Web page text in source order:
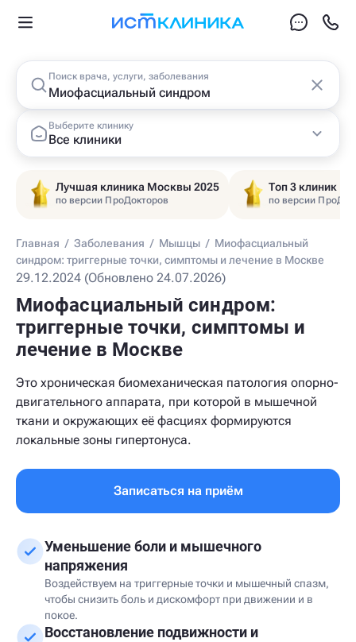
Поиск врача, услуги, заболевания
Выберите клинику
Все клиники
Лучшая клиника Москвы 2025
по версии ПроДокторов
Топ 3 клиник
по версии
Главная / Заболевания / Мышцы / Миофасциальный
синдром: триггерные точки, симптомы и лечение в Москве
29.12.2024 (Обновлено 24.07.2026)
Миофасциальный синдром:
триггерные точки, симптомы и
лечение в Москве
Это хроническая биомеханическая патология опорно-
двигательного аппарата, при которой в мышечной
ткани и окружающих её фасциях формируются
локальные зоны гипертонуса.
Записаться на приём
Уменьшение боли и мышечного
напряжения
Воздействуем на триггерные точки и мышечный спазм,
чтобы снизить боль и дискомфорт при движении и в
покое.
Восстановление подвижности и